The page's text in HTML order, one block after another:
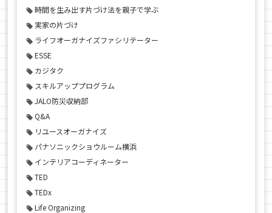
時間を生み出す片づけ法を親子で学ぶ
実家の片づけ
ライフオーガナイズファシリテーター
ESSE
カジタク
スキルアッププログラム
JALO防災収納部
Q&A
リユースオーガナイズ
パナソニックショウルーム横浜
インテリアコーディネーター
TED
TEDx
Life Organizing